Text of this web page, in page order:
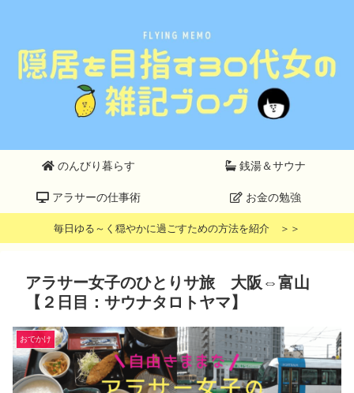
のんびり暮らす 銭湯＆サウナ
アラサーの仕事術 お金の勉強
毎日ゆる～く穏やかに過ごすための方法を紹介 ＞＞
アラサー女子のひとりサ旅 大阪⇔富山
【２日目：サウナタロトヤマ】
おでかけ